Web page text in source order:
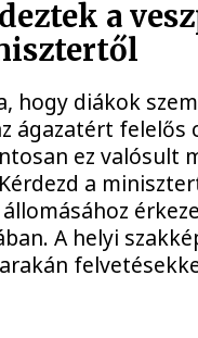
a
hogy diákok
ágazatért felelős
ez valósult
a
A helyi